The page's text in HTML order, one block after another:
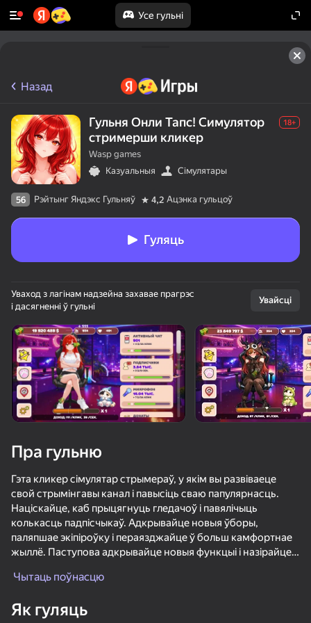
Усе гульні
Павярніце прыладу
Гульня працуе толькі ў гарызантальнай
арыентацыі
Переписка с любимыми девушками 2
Назад
Гульня Онли Тапс! Симулятор
стримерши кликер
18+
Wasp games
Казуальныя
Сімулятары
56 Рэйтынг Яндэкс Гульняў 4,2 Ацэнка гульцоў
Гуляць
Уваход з лагінам надзейна захавае прагрэс
і дасягненні ў гульні
Увайсці
Пра гульню
Гэта кликер сімулятар стрымераў, у якім вы развіваеце
свой стрымінгавы канал і павысіць сваю папулярнасць.
Націскайце, каб прыцягнуць гледачоў і павялічыць
колькасць падпісчыкаў. Адкрывайце новыя ўборы,
паляпшае экіпіроўку і пераязджайце ў больш камфортнае
жыллё. Паступова адкрывайце новыя функцыі і назірайце,
супольнасць.
Чытаць поўнасцю
Як гуляць